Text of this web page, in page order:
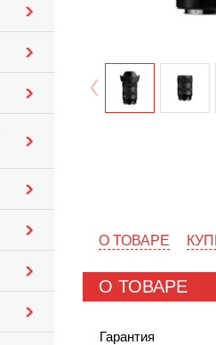
О ТОВАРЕ
О ТОВАРЕ
Гарантия